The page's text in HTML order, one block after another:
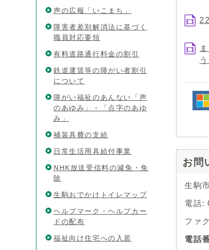
お問
生駒
電話:
ファ
電話
声の広報「いこまち」
障害者差別解消法に基づく
職員対応要領
有料道路通行料金の割引
鉄道運賃等の障がい者割引
について
障がい福祉のあんない「声
のあゆみ」・「点字のあゆ
み」
補装具費の支給
日常生活用具給付事業
NHK放送受信料の減免・免
除
生駒おでかけトイレマップ
ヘルプマーク・ヘルプカー
ドの配布
福祉向け住宅への入居